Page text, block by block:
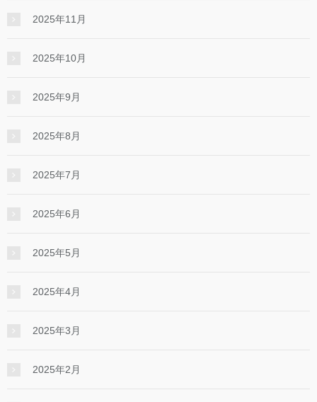
2025年11月
2025年10月
2025年9月
2025年8月
2025年7月
2025年6月
2025年5月
2025年4月
2025年3月
2025年2月